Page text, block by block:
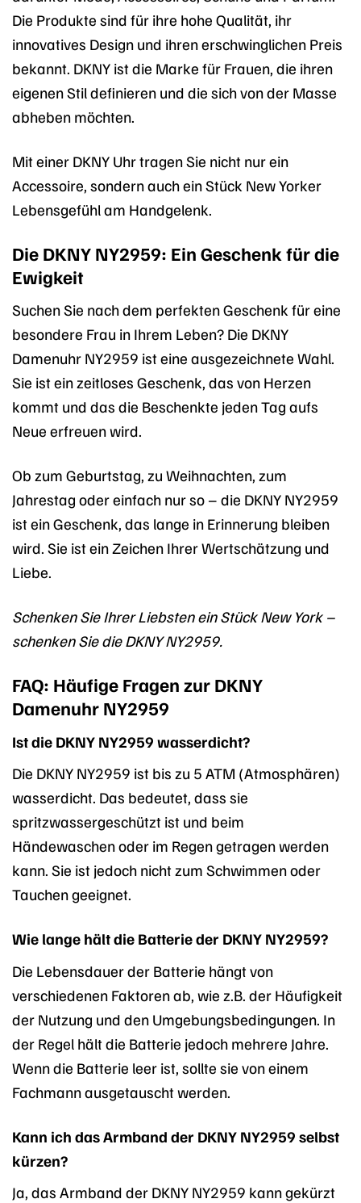
Die Produkte sind für ihre hohe Qualität, ihr
innovatives Design und ihren erschwinglichen Preis
bekannt. DKNY ist die Marke für Frauen, die ihren
eigenen Stil definieren und die sich von der Masse
abheben möchten.
Mit einer DKNY Uhr tragen Sie nicht nur ein
Accessoire, sondern auch ein Stück New Yorker
Lebensgefühl am Handgelenk.
Die DKNY NY2959: Ein Geschenk für die
Ewigkeit
Suchen Sie nach dem perfekten Geschenk für eine
besondere Frau in Ihrem Leben? Die DKNY
Damenuhr NY2959 ist eine ausgezeichnete Wahl.
Sie ist ein zeitloses Geschenk, das von Herzen
kommt und das die Beschenkte jeden Tag aufs
Neue erfreuen wird.
Ob zum Geburtstag, zu Weihnachten, zum
Jahrestag oder einfach nur so – die DKNY NY2959
ist ein Geschenk, das lange in Erinnerung bleiben
wird. Sie ist ein Zeichen Ihrer Wertschätzung und
Liebe.
Schenken Sie Ihrer Liebsten ein Stück New York –
schenken Sie die DKNY NY2959.
FAQ: Häufige Fragen zur DKNY
Damenuhr NY2959
Ist die DKNY NY2959 wasserdicht?
Die DKNY NY2959 ist bis zu 5 ATM (Atmosphären)
wasserdicht. Das bedeutet, dass sie
spritzwassergeschützt ist und beim
Händewaschen oder im Regen getragen werden
kann. Sie ist jedoch nicht zum Schwimmen oder
Tauchen geeignet.
Wie lange hält die Batterie der DKNY NY2959?
Die Lebensdauer der Batterie hängt von
verschiedenen Faktoren ab, wie z.B. der Häufigkeit
der Nutzung und den Umgebungsbedingungen. In
der Regel hält die Batterie jedoch mehrere Jahre.
Wenn die Batterie leer ist, sollte sie von einem
Fachmann ausgetauscht werden.
Kann ich das Armband der DKNY NY2959 selbst
kürzen?
Ja, das Armband der DKNY NY2959 kann gekürzt